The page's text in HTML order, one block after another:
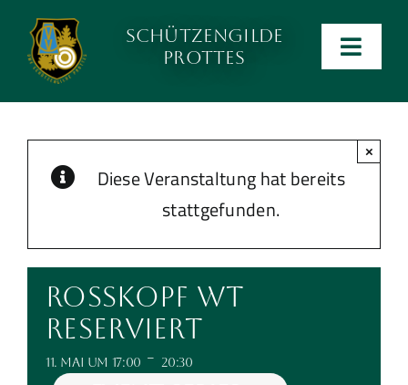
Inhalt
wechseln
Schützengilde
Prottes
Anlage
Kalender
Preise
Ergebnislisten
Diese Veranstaltung hat bereits
stattgefunden.
×
Rosskopf WT
reserviert
11. Mai um 17:00 - 20:30